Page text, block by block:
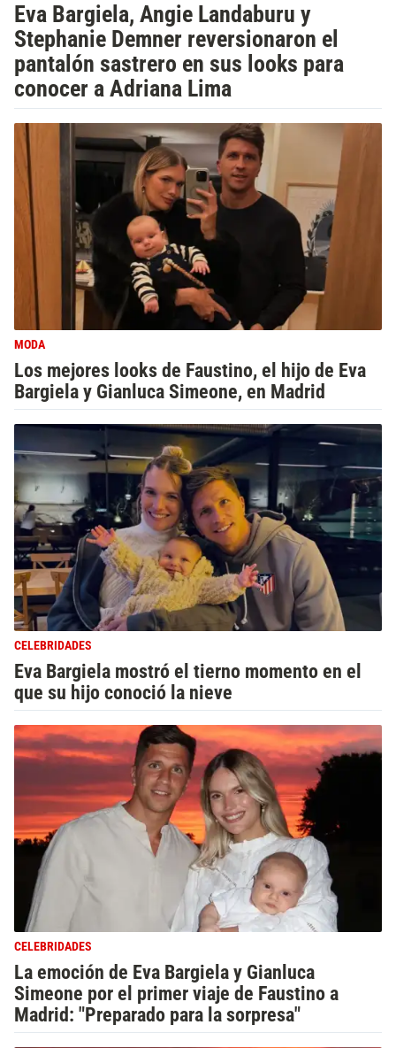
Eva Bargiela, Angie Landaburu y
Stephanie Demner reversionaron el
pantalón sastrero en sus looks para
conocer a Adriana Lima
MODA
Los mejores looks de Faustino, el hijo de Eva
Bargiela y Gianluca Simeone, en Madrid
CELEBRIDADES
Eva Bargiela mostró el tierno momento en el
que su hijo conoció la nieve
CELEBRIDADES
La emoción de Eva Bargiela y Gianluca
Simeone por el primer viaje de Faustino a
Madrid: "Preparado para la sorpresa"